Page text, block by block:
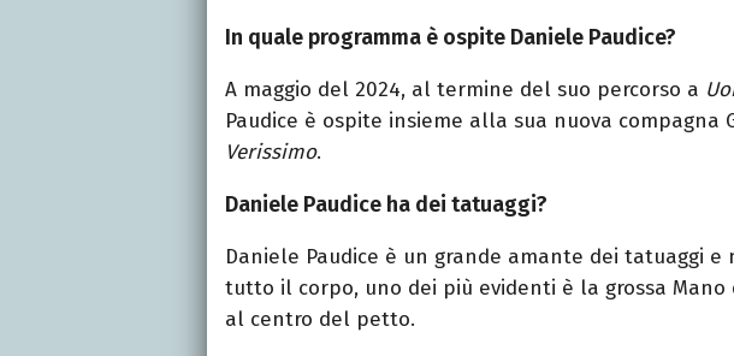
In quale programma è ospite Daniele Paudice?
A maggio del 2024, al termine del suo percorso a
Paudice è ospite insieme alla sua nuova compagna
Verissimo.
Daniele Paudice ha dei tatuaggi?
Daniele Paudice è un grande amante dei tatuaggi e
tutto il corpo, uno dei più evidenti è la grossa Mano
al centro del petto.